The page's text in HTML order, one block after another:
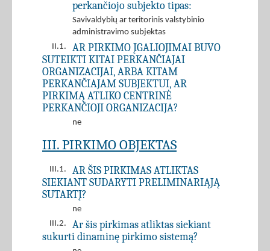
perkančiojo subjekto tipas:
Savivaldybių ar teritorinis valstybinio
administravimo subjektas
II.1.
AR PIRKIMO ĮGALIOJIMAI BUVO
SUTEIKTI KITAI PERKANČIAJAI
ORGANIZACIJAI, ARBA KITAM
PERKANČIAJAM SUBJEKTUI, AR
PIRKIMĄ ATLIKO CENTRINĖ
PERKANČIOJI ORGANIZACIJA?
ne
III. PIRKIMO OBJEKTAS
III.1.
AR ŠIS PIRKIMAS ATLIKTAS
SIEKIANT SUDARYTI PRELIMINARIĄJĄ
SUTARTĮ?
ne
III.2.
Ar šis pirkimas atliktas siekiant
sukurti dinaminę pirkimo sistemą?